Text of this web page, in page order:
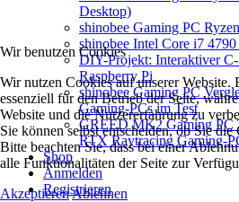
Desktop)
shinobee Gaming PC
shinobee Intel Core i7
DIY-Projekt: Interaktiver
Raspberry Pi
shinobee Gaming PC
Gaming-PCs im Test
GREED MK2 Gaming PC
RTX Raytracing Gaming-
Shop
Anmelden
Registrieren
Wir benutzen Cookies
Wir nutzen Cookies auf unserer Website.
essenziell für den Betrieb der Seite,
Website und die Nutzererfahrung zu
Sie können selbst entscheiden, ob Sie die
Bitte beachten Sie, dass bei einer
alle Funktionalitäten der Seite zur
AkzeptierenAblehnen